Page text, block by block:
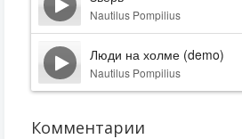
Nautilus Pompilius
Люди на холме (demo)
Nautilus Pompilius
Комментарии